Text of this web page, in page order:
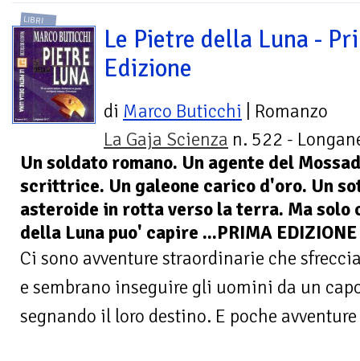
LIBRI
Le Pietre della Luna -
Edizione
di Marco Buticchi | Romanzo
La Gaja Scienza n. 522 -
Un soldato romano. Un agente del
scrittrice. Un galeone carico d'oro. Un
asteroide in rotta verso la terra. Ma solo
della Luna puo' capire ...PRIMA
Ci sono avventure straordinarie che
e sembrano inseguire gli uomini da un
segnando il loro destino. E poche